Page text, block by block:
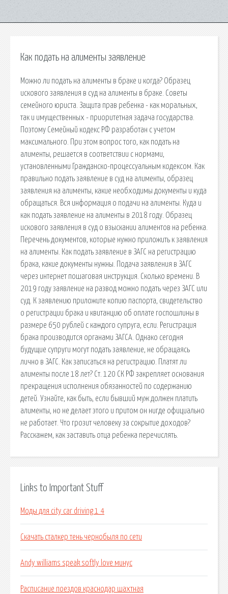
Как подать на алименты заявление
Можно ли подать на алименты в браке и когда? Образец
искового заявления в суд на алименты в браке. Советы
семейного юриста. Защита прав ребенка - как моральных,
так и имущественных - приоритетная задача государства.
Поэтому Семейный кодекс РФ разработан с учетом
максимального. При этом вопрос того, как подать на
алименты, решается в соответствии с нормами,
установленными Гражданско-процессуальным кодексом. Как
правильно подать заявление в суд на алименты, образец
заявления на алименты, какие необходимы документы и куда
обращаться. Вся информация о подачи на алименты. Куда и
как подать заявление на алименты в 2018 году. Образец
искового заявления в суд о взыскании алиментов на ребенка.
Перечень документов, которые нужно приложить к заявления
на алименты. Как подать заявление в ЗАГС на регистрацию
брака, какие документы нужны. Подача заявления в ЗАГС
через интернет пошаговая инструкция. Сколько времени. В
2019 году заявление на развод можно подать через ЗАГС или
суд. К заявлению приложите копию паспорта, свидетельство
о регистрации брака и квитанцию об оплате госпошлины в
размере 650 рублей с каждого супруга, если. Регистрация
брака производится органами ЗАГСА. Однако сегодня
будущие супруги могут подать заявление, не обращаясь
лично в ЗАГС. Как записаться на регистрацию. Платят ли
алименты после 18 лет? Ст. 120 СК РФ закрепляет основания
прекращения исполнения обязанностей по содержанию
детей. Узнайте, как быть, если бывший муж должен платить
алименты, но не делает этого и притом он нигде официально
не работает. Что грозит человеку за сокрытие доходов?
Расскажем, как заставить отца ребенка перечислять.
Links to Important Stuff
Моды для city car driving 1 4
Скачать сталкер тень чернобыля по сети
Andy williams speak softly love минус
Расписание поездов краснодар шахтная